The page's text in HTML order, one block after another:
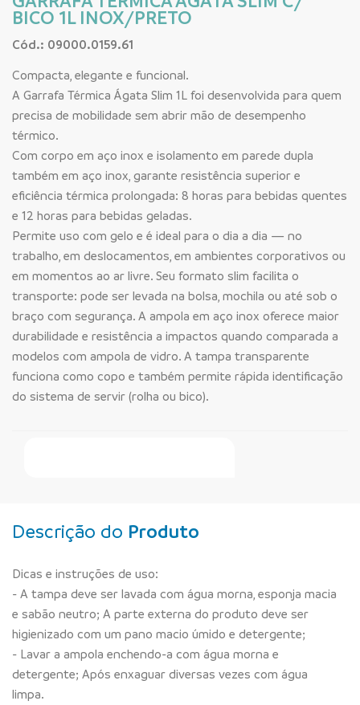
BICO 1L INOX/PRETO
Cód.: 09000.0159.61
Compacta, elegante e funcional.
A Garrafa Térmica Ágata Slim 1L foi desenvolvida para quem
precisa de mobilidade sem abrir mão de desempenho
térmico.
Com corpo em aço inox e isolamento em parede dupla
também em aço inox, garante resistência superior e
eficiência térmica prolongada: 8 horas para bebidas quentes
e 12 horas para bebidas geladas.
Permite uso com gelo e é ideal para o dia a dia — no
trabalho, em deslocamentos, em ambientes corporativos ou
em momentos ao ar livre. Seu formato slim facilita o
transporte: pode ser levada na bolsa, mochila ou até sob o
braço com segurança. A ampola em aço inox oferece maior
durabilidade e resistência a impactos quando comparada a
modelos com ampola de vidro. A tampa transparente
funciona como copo e também permite rápida identificação
do sistema de servir (rolha ou bico).
Descrição do Produto
Dicas e instruções de uso:
- A tampa deve ser lavada com água morna, esponja macia
e sabão neutro; A parte externa do produto deve ser
higienizado com um pano macio úmido e detergente;
- Lavar a ampola enchendo-a com água morna e
detergente; Após enxaguar diversas vezes com água
limpa.